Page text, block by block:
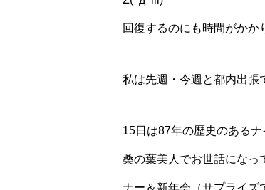
回復するのにも時間がかか
私は先週・今週と都内出張
15日は87年の歴史のある
桑の葉美人でお世話になっ
ナー＆新年会（サプライズ